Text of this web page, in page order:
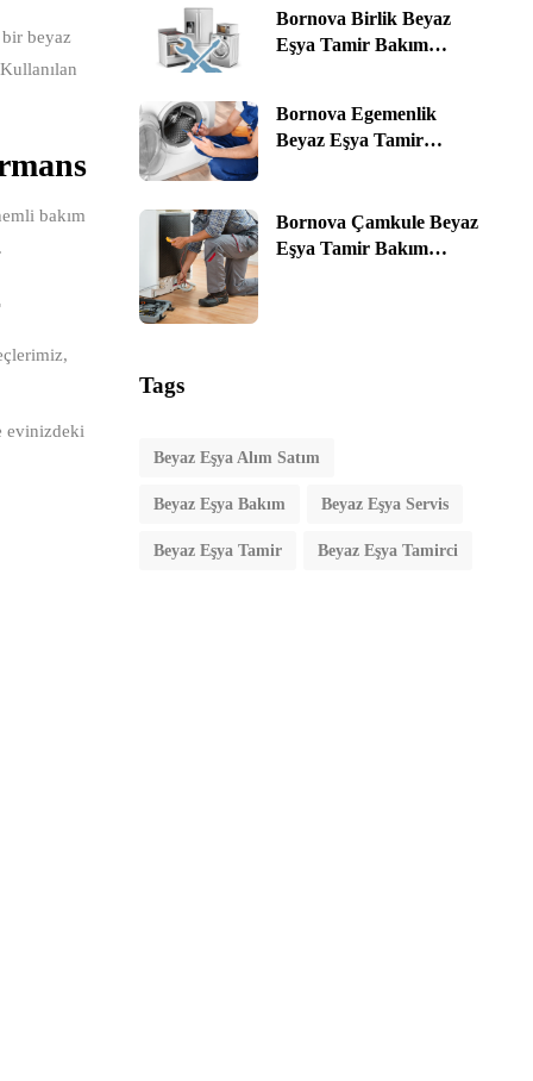
beyaz
bakım
evinizdeki
Satım ☎️ 0535 464 76 78 |
İzmir
Bornova Birlik Beyaz
Eşya Tamir Bakım
Bornova Egemenlik
Beyaz Eşya Tamir
İzmir
Bornova Çamkule Beyaz
Eşya Tamir Bakım
Tags
Beyaz Eşya Alım Satım
Beyaz Eşya Bakım Beyaz Eşya Servis
Beyaz Eşya Tamir Beyaz Eşya Tamirci